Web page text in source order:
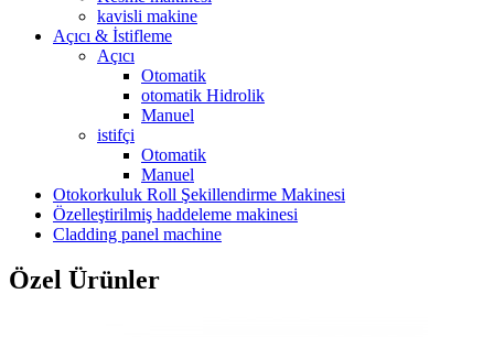
kavisli makine
Açıcı & İstifleme
Açıcı
Otomatik
otomatik Hidrolik
Manuel
istifçi
Otomatik
Manuel
Otokorkuluk Roll Şekillendirme Makinesi
Özelleştirilmiş haddeleme makinesi
Cladding panel machine
Özel Ürünler